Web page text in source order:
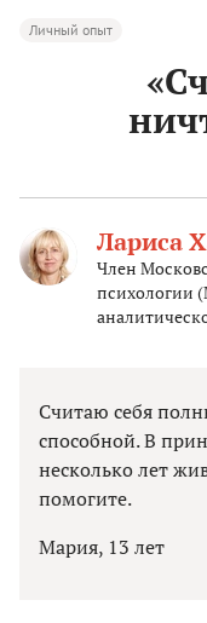
Личный опыт
Лариса
Член
психологии
Считаю себя
способной. В
несколько лет
помогите.
Мария, 13 лет